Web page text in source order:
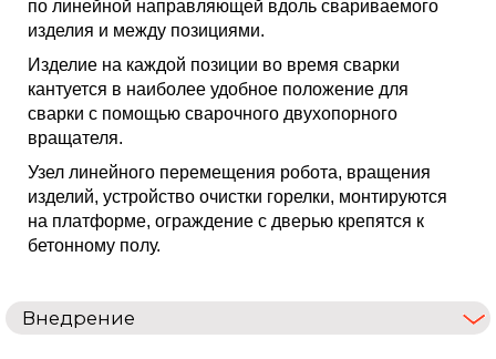
по линейной направляющей вдоль свариваемого
изделия и между позициями.
Изделие на каждой позиции во время сварки
кантуется в наиболее удобное положение для
сварки с помощью сварочного двухопорного
вращателя.
Узел линейного перемещения робота, вращения
изделий, устройство очистки горелки, монтируются
на платформе, ограждение с дверью крепятся к
бетонному полу.
Внедрение